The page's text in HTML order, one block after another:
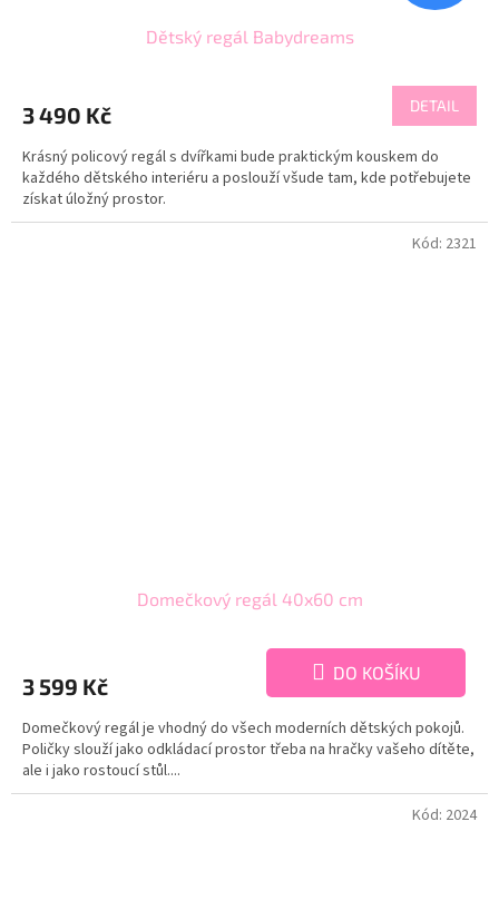
Dětský regál Babydreams
3 490 Kč DETAIL
Krásný policový regál s dvířkami bude praktickým kouskem do
každého dětského interiéru a poslouží všude tam, kde potřebujete
získat úložný prostor.
Domečkový regál 40x60 cm
3 599 Kč
DO KOŠÍKU
Domečkový regál je vhodný do všech moderních dětských pokojů.
Poličky slouží jako odkládací prostor třeba na hračky vašeho dítěte,
ale i jako rostoucí stůl....
Kód: 2321
Kód: 2024